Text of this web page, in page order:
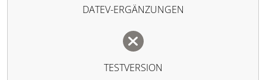
DATEV-ERGÄNZUNGEN
TESTVERSION